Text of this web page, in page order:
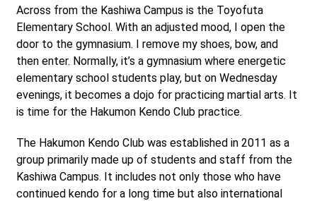
Across from the Kashiwa Campus is the Toyofuta
Elementary School. With an adjusted mood, I open the
door to the gymnasium. I remove my shoes, bow, and
then enter. Normally, it’s a gymnasium where energetic
elementary school students play, but on Wednesday
evenings, it becomes a dojo for practicing martial arts. It
is time for the Hakumon Kendo Club practice.
The Hakumon Kendo Club was established in 2011 as a
group primarily made up of students and staff from the
Kashiwa Campus. It includes not only those who have
continued kendo for a long time but also international